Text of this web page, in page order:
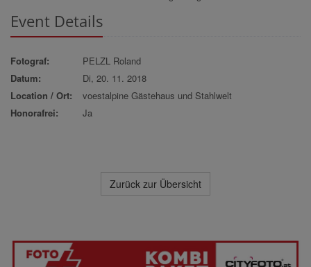
Event Details
Fotograf:
PELZL Roland
Datum:
Di, 20. 11. 2018
Location / Ort:
voestalpine Gästehaus und Stahlwelt
Honorafrei:
Ja
Zurück zur Übersicht